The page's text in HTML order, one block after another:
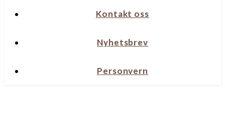
Kontakt oss
Nyhetsbrev
Personvern